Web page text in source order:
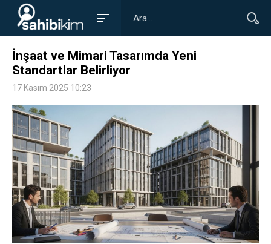
İnşaat ve Mimari Tasarımda Yeni
Standartlar Belirliyor
17 Kasım 2025 10:23